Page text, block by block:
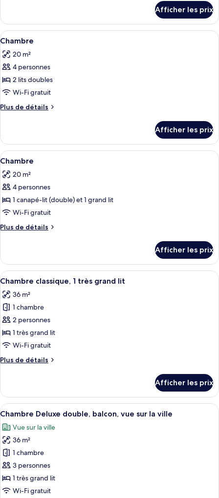
Chambre
Chambre
Afficher les prix
Afficher
toutes
les
photos
pour
ce
type
de
Chambre
Une chambre d’hôtel avec deux lits,
4
Chambre
20 m²
4 personnes
2 lits doubles
Wi-Fi gratuit
Plus de détails
Plus
Chambre
Afficher les prix
Afficher
toutes
les
photos
pour
ce
type
de
Chambre
Une chambre à coucher avec un
4
Chambre
20 m²
4 personnes
1 canapé-lit (double) et 1 grand lit
Wi-Fi gratuit
Plus de détails
Plus
Chambre
Afficher les prix
Afficher
toutes
les
photos
pour
ce
type
chambre :
très
grand
lit
Une chambre à coucher bien
6
Chambre classique, 1 très grand lit
36 m²
1 chambre
2 personnes
1 très grand lit
Wi-Fi gratuit
Plus de détails
Plus
Chambre
classique,
1
grand
lit
Afficher les prix
Afficher
toutes
les
photos
pour
ce
type
de
Une chambre d’hôtel avec un grand
5
Chambre Deluxe double, balcon, vue sur la ville
Vue sur la ville
36 m²
1 chambre
3 personnes
1 très grand lit
Wi-Fi gratuit